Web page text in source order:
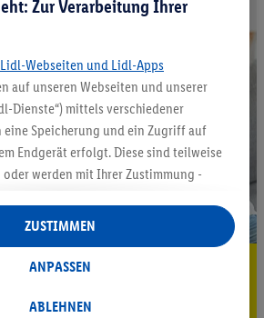
sparen³²ᵃ
zum Newsletter anmelden
Zur Verarbeitung Ihrer
Webseiten und Lidl-Apps
auf unseren Webseiten und unserer
Dienste“) mittels verschiedener
eine Speicherung und ein Zugriff auf
Endgerät erfolgt. Diese sind teilweise
werden mit Ihrer Zustimmung -
mit dem IAB TCF
für personalisierte Werbung
für personalisierte Werbung werden
ABLEHNEN
ANPASSEN
ZUSTIMMEN